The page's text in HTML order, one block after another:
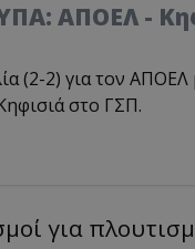
ΑΠΟΕΛ -
(2-2) για τον ΑΠΟΕΛ
στο ΓΣΠ.
για